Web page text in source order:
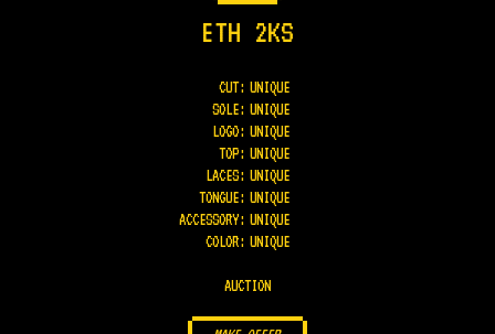
ETH 2KS
CUT: UNIQUE
SOLE: UNIQUE
LOGO: UNIQUE
TOP: UNIQUE
LACES: UNIQUE
TONGUE: UNIQUE
ACCESSORY: UNIQUE
COLOR: UNIQUE
AUCTION